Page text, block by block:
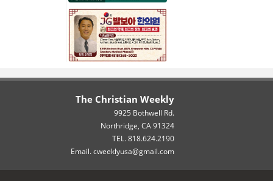
The Christian Weekly
9925 Bothwell Rd.
Northridge, CA 91324
TEL. 818.624.2190
Email. cweeklyusa@gmail.com